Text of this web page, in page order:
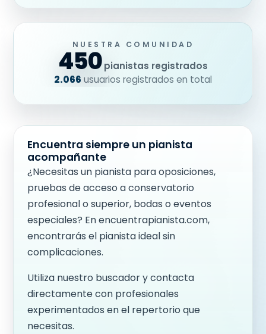
NUESTRA COMUNIDAD
450pianistas registrados
2.066 usuarios registrados en total
Encuentra siempre un pianista
acompañante
¿Necesitas un pianista para oposiciones,
pruebas de acceso a conservatorio
profesional o superior, bodas o eventos
especiales? En encuentrapianista.com,
encontrarás el pianista ideal sin
complicaciones.
Utiliza nuestro buscador y contacta
directamente con profesionales
experimentados en el repertorio que
necesitas.